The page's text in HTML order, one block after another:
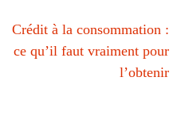
Crédit à la consommation :
ce qu’il faut vraiment pour
l’obtenir